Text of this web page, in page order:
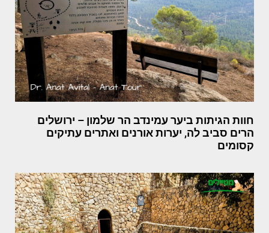
חוות הגיתות ביער עמינדב הר שלמון – ירושלים
הרים סביב לה, יערות אורנים ואתרים עתיקים
קסומים